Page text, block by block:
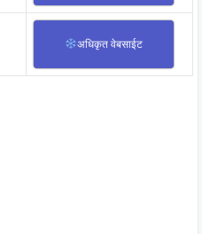
अधिकृत वेबसाईट